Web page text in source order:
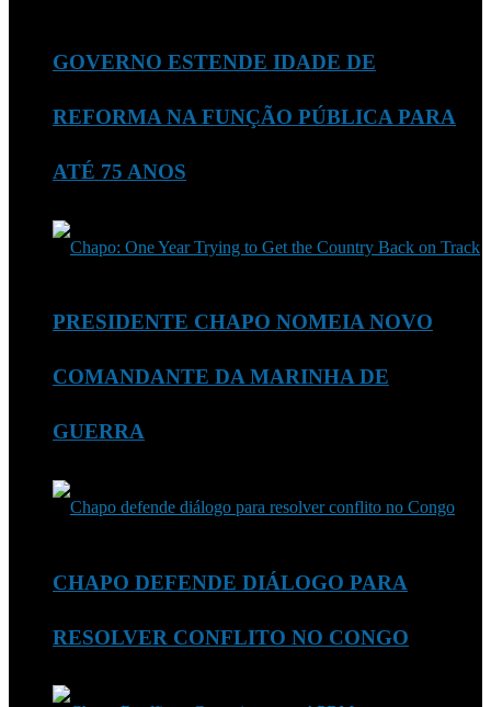
GOVERNO ESTENDE IDADE DE
REFORMA NA FUNÇÃO PÚBLICA PARA
ATÉ 75 ANOS
PRESIDENTE CHAPO NOMEIA NOVO
COMANDANTE DA MARINHA DE
GUERRA
CHAPO DEFENDE DIÁLOGO PARA
RESOLVER CONFLITO NO CONGO